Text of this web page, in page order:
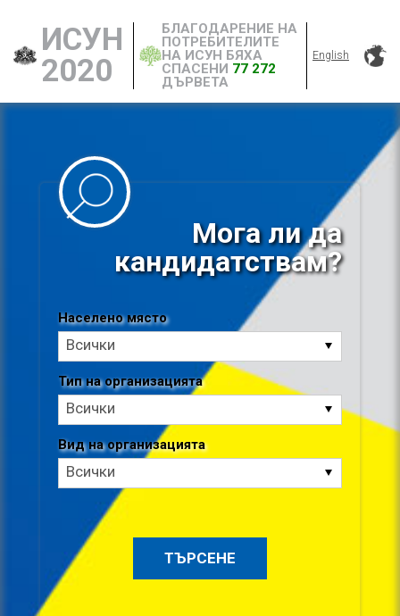
ИСУН
2020
БЛАГОДАРЕНИЕ НА
ПОТРЕБИТЕЛИТЕ
НА ИСУН БЯХА
СПАСЕНИ 77 272
ДЪРВЕТА
English
Мога ли да
кандидатствам?
Населено място
Всички
Населено
място
Тип на организацията
Всички
Тип
на
организацията
Вид на организацията
Всички
Вид
на
организацията